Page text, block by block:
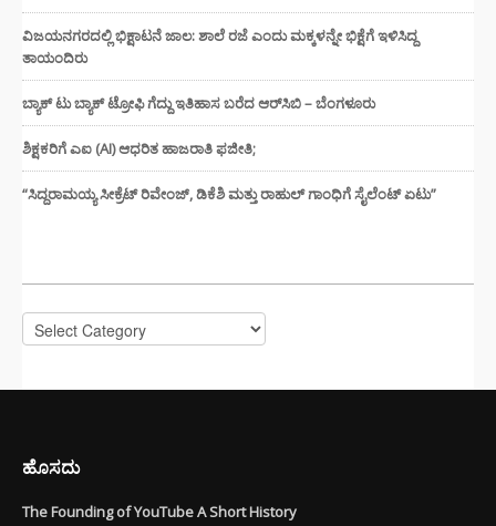
ವಿಜಯನಗರದಲ್ಲಿ ಭಿಕ್ಷಾಟನೆ ಜಾಲ: ಶಾಲೆ ರಜೆ ಎಂದು ಮಕ್ಕಳನ್ನೇ ಭಿಕ್ಷೆಗೆ ಇಳಿಸಿದ್ದ
ತಾಯಂದಿರು
ಬ್ಯಾಕ್ ಟು ಬ್ಯಾಕ್ ಟ್ರೋಫಿ ಗೆದ್ದು ಇತಿಹಾಸ ಬರೆದ ಆರ್‌ಸಿಬಿ – ಬೆಂಗಳೂರು
ಶಿಕ್ಷಕರಿಗೆ ಎಐ (AI) ಆಧರಿತ ಹಾಜರಾತಿ ಫಜೀತಿ;
“ಸಿದ್ದರಾಮಯ್ಯ ಸೀಕ್ರೆಟ್ ರಿವೇಂಜ್‌, ಡಿಕೆಶಿ ಮತ್ತು ರಾಹುಲ್‌ ಗಾಂಧಿಗೆ ಸೈಲೆಂಟ್ ಏಟು”
Categories
ಹೊಸದು
The Founding of YouTube A Short History